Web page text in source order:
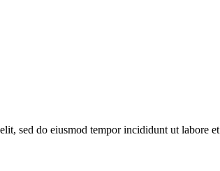
sed do eiusmod tempor incididunt ut labore